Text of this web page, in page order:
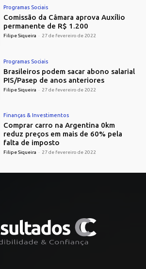
Programas Sociais
Comissão da Câmara aprova Auxílio
permanente de R$ 1.200
Filipe Siqueira - 27 de fevereiro de 2022
Programas Sociais
Brasileiros podem sacar abono salarial
PIS/Pasep de anos anteriores
Filipe Siqueira - 27 de fevereiro de 2022
Finanças & Investimentos
Comprar carro na Argentina 0km
reduz preços em mais de 60% pela
falta de imposto
Filipe Siqueira - 27 de fevereiro de 2022